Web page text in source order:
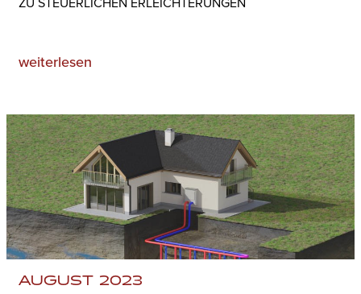
weiterlesen
AUGUST 2023